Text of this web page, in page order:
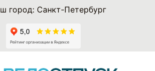
город: Санкт-Петербург